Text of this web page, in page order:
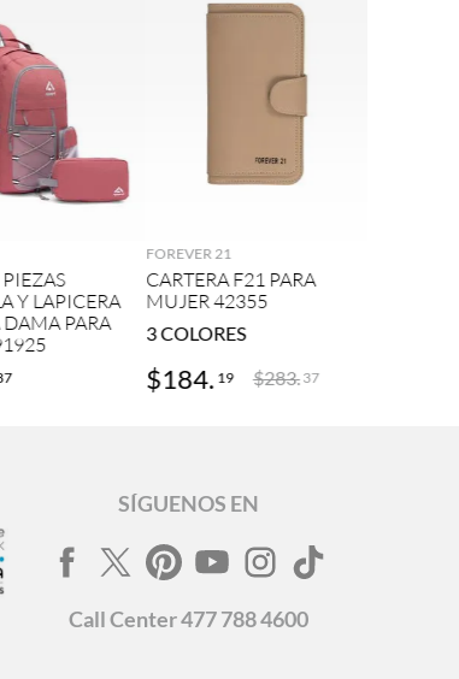
AGREGAR
Y LAPICERA
PARA
FOREVER 21
CARTERA F21 PARA
MUJER 42355
3COLORES
$184. 19 $283. 37
SÍGUENOS EN
CallCenter477 788 4600